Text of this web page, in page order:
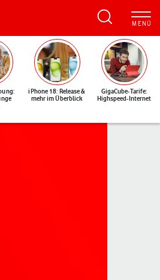
iPhone 18: Release &
mehr im Überblick
GigaCube-Tarife:
Highspeed-Internet